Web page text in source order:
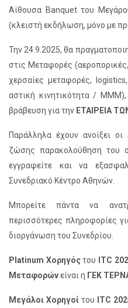
Αίθουσα Banquet του
(κλειστή εκδήλωση, μόνο με
Την 24.9.2025, θα
στις Μεταφορές
χερσαίες μεταφορές,
αστική κινητικότητα /
βράβευση για την ΕΤΑΙΡΕΙΑ
Παράλληλα έχουν ανοίξει οι
ζώσης παρακολούθηση του
εγγραφείτε και να
Συνεδριακό Κέντρο Αθηνών.
Μπορείτε πάντα να
περισσότερες πληροφορίες
διοργάνωση του Συνεδρίου.
Platinum Χορηγόςτου
ITC
Μεταφορώνείναι η ΓΕΚ
Μεγάλοι Χορηγοί του
ITC